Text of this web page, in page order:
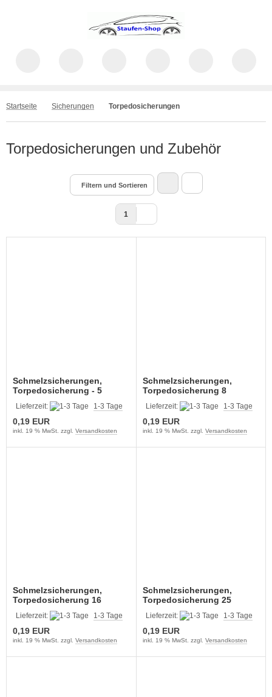
Startseite Sicherungen Torpedosicherungen
Torpedosicherungen und Zubehör
Filtern und Sortieren
1
Schmelzsicherungen,
Torpedosicherung - 5
Ampere KFZ und anderes
Lieferzeit: 1-3 Tage
0,19 EUR
inkl. 19 % MwSt. zzgl. Versandkosten
Schmelzsicherungen,
Torpedosicherung 8
Ampere KFZ und anderes
Lieferzeit: 1-3 Tage
0,19 EUR
inkl. 19 % MwSt. zzgl. Versandkosten
Schmelzsicherungen,
Torpedosicherung 16
Ampere KFZ und anderes
Lieferzeit: 1-3 Tage
0,19 EUR
inkl. 19 % MwSt. zzgl. Versandkosten
Schmelzsicherungen,
Torpedosicherung 25
Ampere KFZ und anderes
Lieferzeit: 1-3 Tage
0,19 EUR
inkl. 19 % MwSt. zzgl. Versandkosten